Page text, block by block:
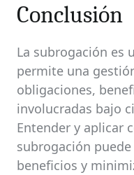
Conclusión
La subrogación es
permite una
obligaciones,
involucradas bajo
Entender y aplicar
subrogación
beneficios y